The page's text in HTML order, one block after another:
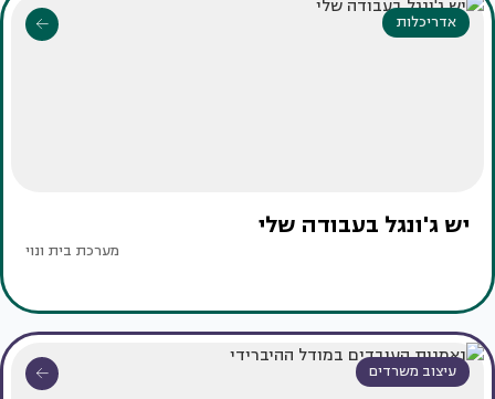
אדריכלות
יש ג'ונגל בעבודה שלי
מערכת בית ונוי
עיצוב משרדים